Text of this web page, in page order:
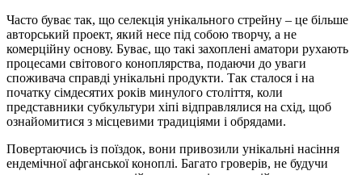
Часто буває так, що селекція унікального стрейну – це більше
авторський проект, який несе під собою творчу, а не
комерційну основу. Буває, що такі захоплені аматори рухають
процесами світового коноплярства, подаючи до уваги
споживача справді унікальні продукти. Так сталося і на
початку сімдесятих років минулого століття, коли
представники субкультури хіпі відправлялися на схід, щоб
ознайомитися з місцевими традиціями і обрядами.
Повертаючись із поїздок, вони привозили унікальні насіння
ендемічної афганської коноплі. Багато гроверів, не будучи